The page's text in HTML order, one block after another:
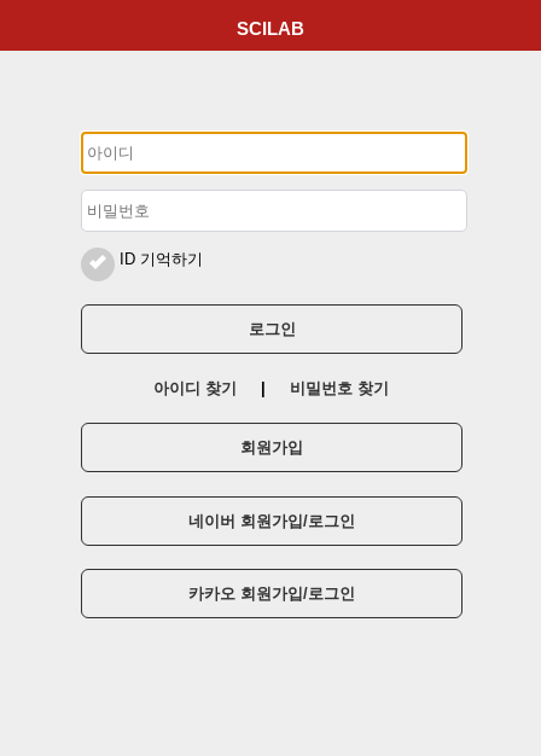
SCILAB
ID 기억하기
로그인
아이디 찾기 | 비밀번호 찾기
회원가입
네이버 회원가입/로그인
카카오 회원가입/로그인